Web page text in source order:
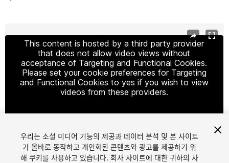
This content is hosted by a third party provider
that does not allow video views without
acceptance of Targeting and Functional Cookies.
Please set your cookie preferences for Targeting
and Functional Cookies to yes if you wish to view
videos from these providers.
Cookie Settings
1/ 6
우리는 소셜 미디어 기능의 제공과 데이터 분석 및 본 사이트
가 올바로 동작하고 개인화된 콘텐츠와 광고를 제공하기 위
해 쿠키를 사용하고 있습니다. 회사 사이트에 대한 귀하의 사